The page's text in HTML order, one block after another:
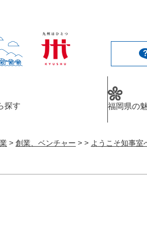
探す 福岡県の
> 創業、ベンチャー > > ようこそ知事室